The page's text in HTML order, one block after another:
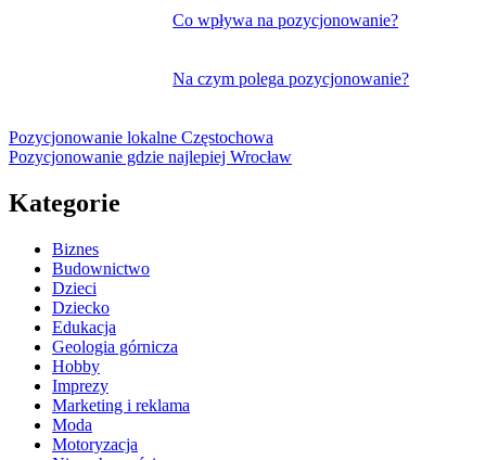
Co wpływa na pozycjonowanie?
Na czym polega pozycjonowanie?
Pozycjonowanie lokalne Częstochowa
Pozycjonowanie gdzie najlepiej Wrocław
Kategorie
Biznes
Budownictwo
Dzieci
Dziecko
Edukacja
Geologia górnicza
Hobby
Imprezy
Marketing i reklama
Moda
Motoryzacja